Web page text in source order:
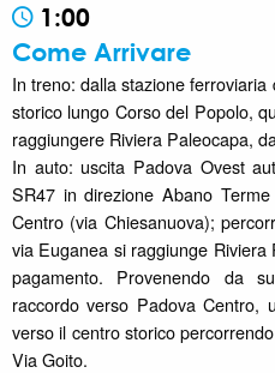
1:00
Come Arrivare
In treno: dalla stazione
storico lungo Corso del Popolo,
raggiungere Riviera Paleocapa,
In auto: uscita Padova Ovest
SR47 in direzione Abano
Centro (via Chiesanuova);
via Euganea si raggiunge
pagamento. Provenendo da
raccordo verso Padova Centro,
verso il centro storico
Via Goito.